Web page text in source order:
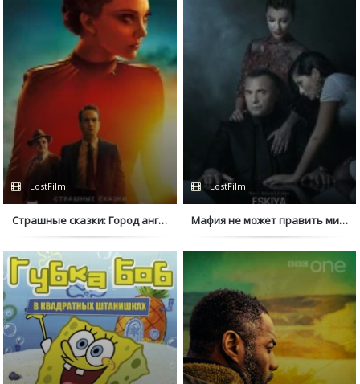
LostFilm
Страшные сказки: Город ангелов
LostFilm
Мафия не может править миром